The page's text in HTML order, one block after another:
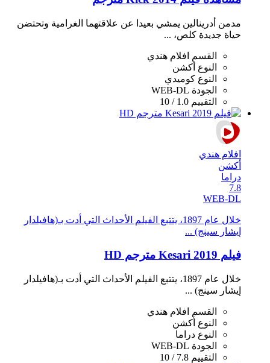
مدمن أدرينالين يمشي بعيدا عن علاقتهما الغرامية وتحتضن
حياة جديدة كلص، ...
القسم
افلام هندي
النوع أكشن
النوع كوميدي
الجودة WEB-DL
التقييم 1.0 / 10
افلام هندي
أكشن
دراما
7.8
WEB-DL
خلال عام 1897، يتتبع الفيلم اﻷحداث التي أدت بـ(هافيلدار
إيشار سينج) ...
فيلم Kesari 2019 مترجم HD
خلال عام 1897، يتتبع الفيلم اﻷحداث التي أدت بـ(هافيلدار
إيشار سينج) ...
القسم
افلام هندي
النوع أكشن
النوع دراما
الجودة WEB-DL
التقييم 7.8 / 10